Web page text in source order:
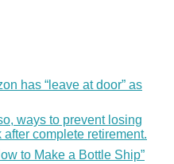
has “leave at door” as
ways to prevent losing
complete retirement.
to Make a Bottle Ship”